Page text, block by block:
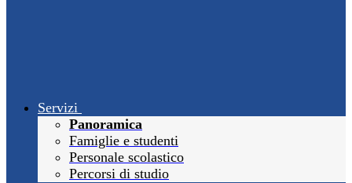
Servizi
Panoramica
Famiglie e studenti
Personale scolastico
Percorsi di studio